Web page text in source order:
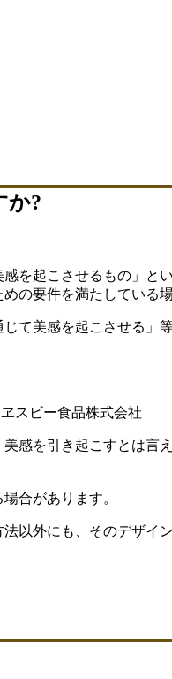
か?
を起こさせるもの」と
要件を満たしている
て美感を起こさせる」
スビー食品株式会社
感を引き起こすとは言
合があります。
以外にも、そのデザイ